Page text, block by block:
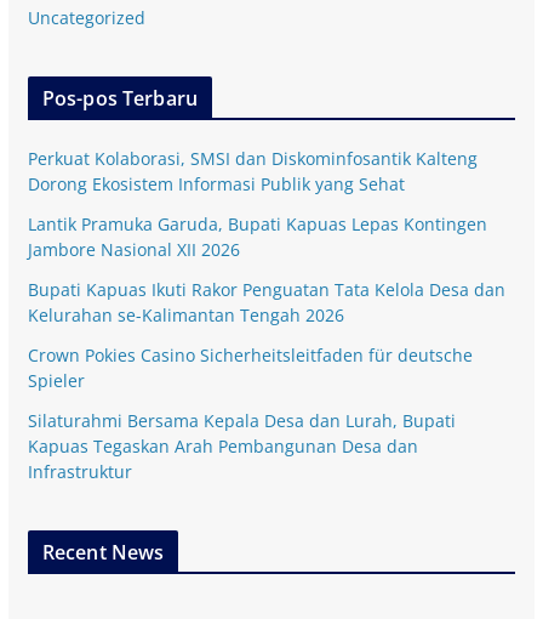
Uncategorized
Pos-pos Terbaru
Perkuat Kolaborasi, SMSI dan Diskominfosantik Kalteng
Dorong Ekosistem Informasi Publik yang Sehat
Lantik Pramuka Garuda, Bupati Kapuas Lepas Kontingen
Jambore Nasional XII 2026
Bupati Kapuas Ikuti Rakor Penguatan Tata Kelola Desa dan
Kelurahan se-Kalimantan Tengah 2026
Crown Pokies Casino Sicherheitsleitfaden für deutsche
Spieler
Silaturahmi Bersama Kepala Desa dan Lurah, Bupati
Kapuas Tegaskan Arah Pembangunan Desa dan
Infrastruktur
Recent News